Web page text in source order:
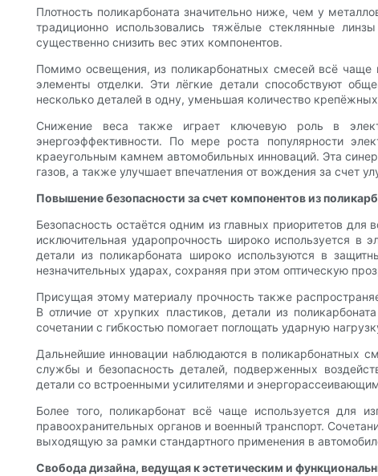
Плотность поликарбоната значительно ниже, чем у
традиционно использовались тяжёлые стеклянные
существенно снизить вес этих компонентов.
Помимо освещения, из поликарбонатных смесей всё чаще
элементы отделки. Эти лёгкие детали способствуют
несколько деталей в одну, уменьшая количество
Снижение веса также играет ключевую роль в
энергоэффективности. По мере роста популярности
краеугольным камнем автомобильных инноваций. Эта
газов, а также улучшает впечатления от вождения за счет
Повышение безопасности за счет компонентов из
Безопасность остаётся одним из главных приоритетов для
исключительная ударопрочность широко используется
детали из поликарбоната широко используются в
незначительных ударах, сохраняя при этом оптическую
Присущая этому материалу прочность также
В отличие от хрупких пластиков, детали из
сочетании с гибкостью помогает поглощать ударную
Дальнейшие инновации наблюдаются в поликарбонатных
службы и безопасность деталей, подверженных
детали со встроенными усилителями и
Более того, поликарбонат всё чаще используется для
правоохранительных органов и военный транспорт.
выходящую за рамки стандартного применения в
Свобода дизайна, ведущая к эстетическим и